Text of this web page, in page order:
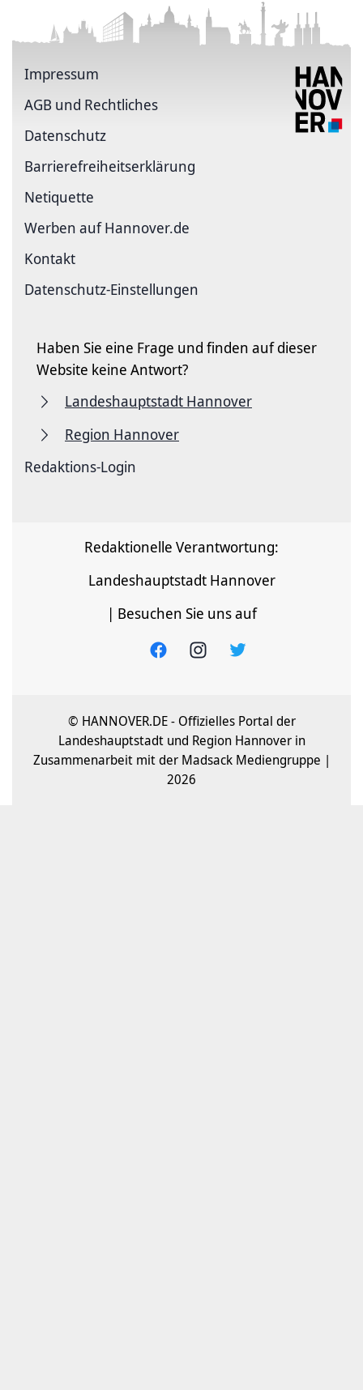
Impressum
AGB und Rechtliches
Datenschutz
Barriere­freiheits­erklärung
Netiquette
Werben auf Hannover.de
Kontakt
Datenschutz-Einstellungen
Haben Sie eine Frage und finden auf dieser
Website keine Antwort?
Landeshauptstadt Hannover
Region Hannover
Redaktions-Login
Redaktionelle Verantwortung:
Landeshauptstadt Hannover
| Besuchen Sie uns auf
© HANNOVER.DE - Offizielles Portal der
Landeshauptstadt und Region Hannover in
Zusammenarbeit mit der Madsack Mediengruppe |
2026